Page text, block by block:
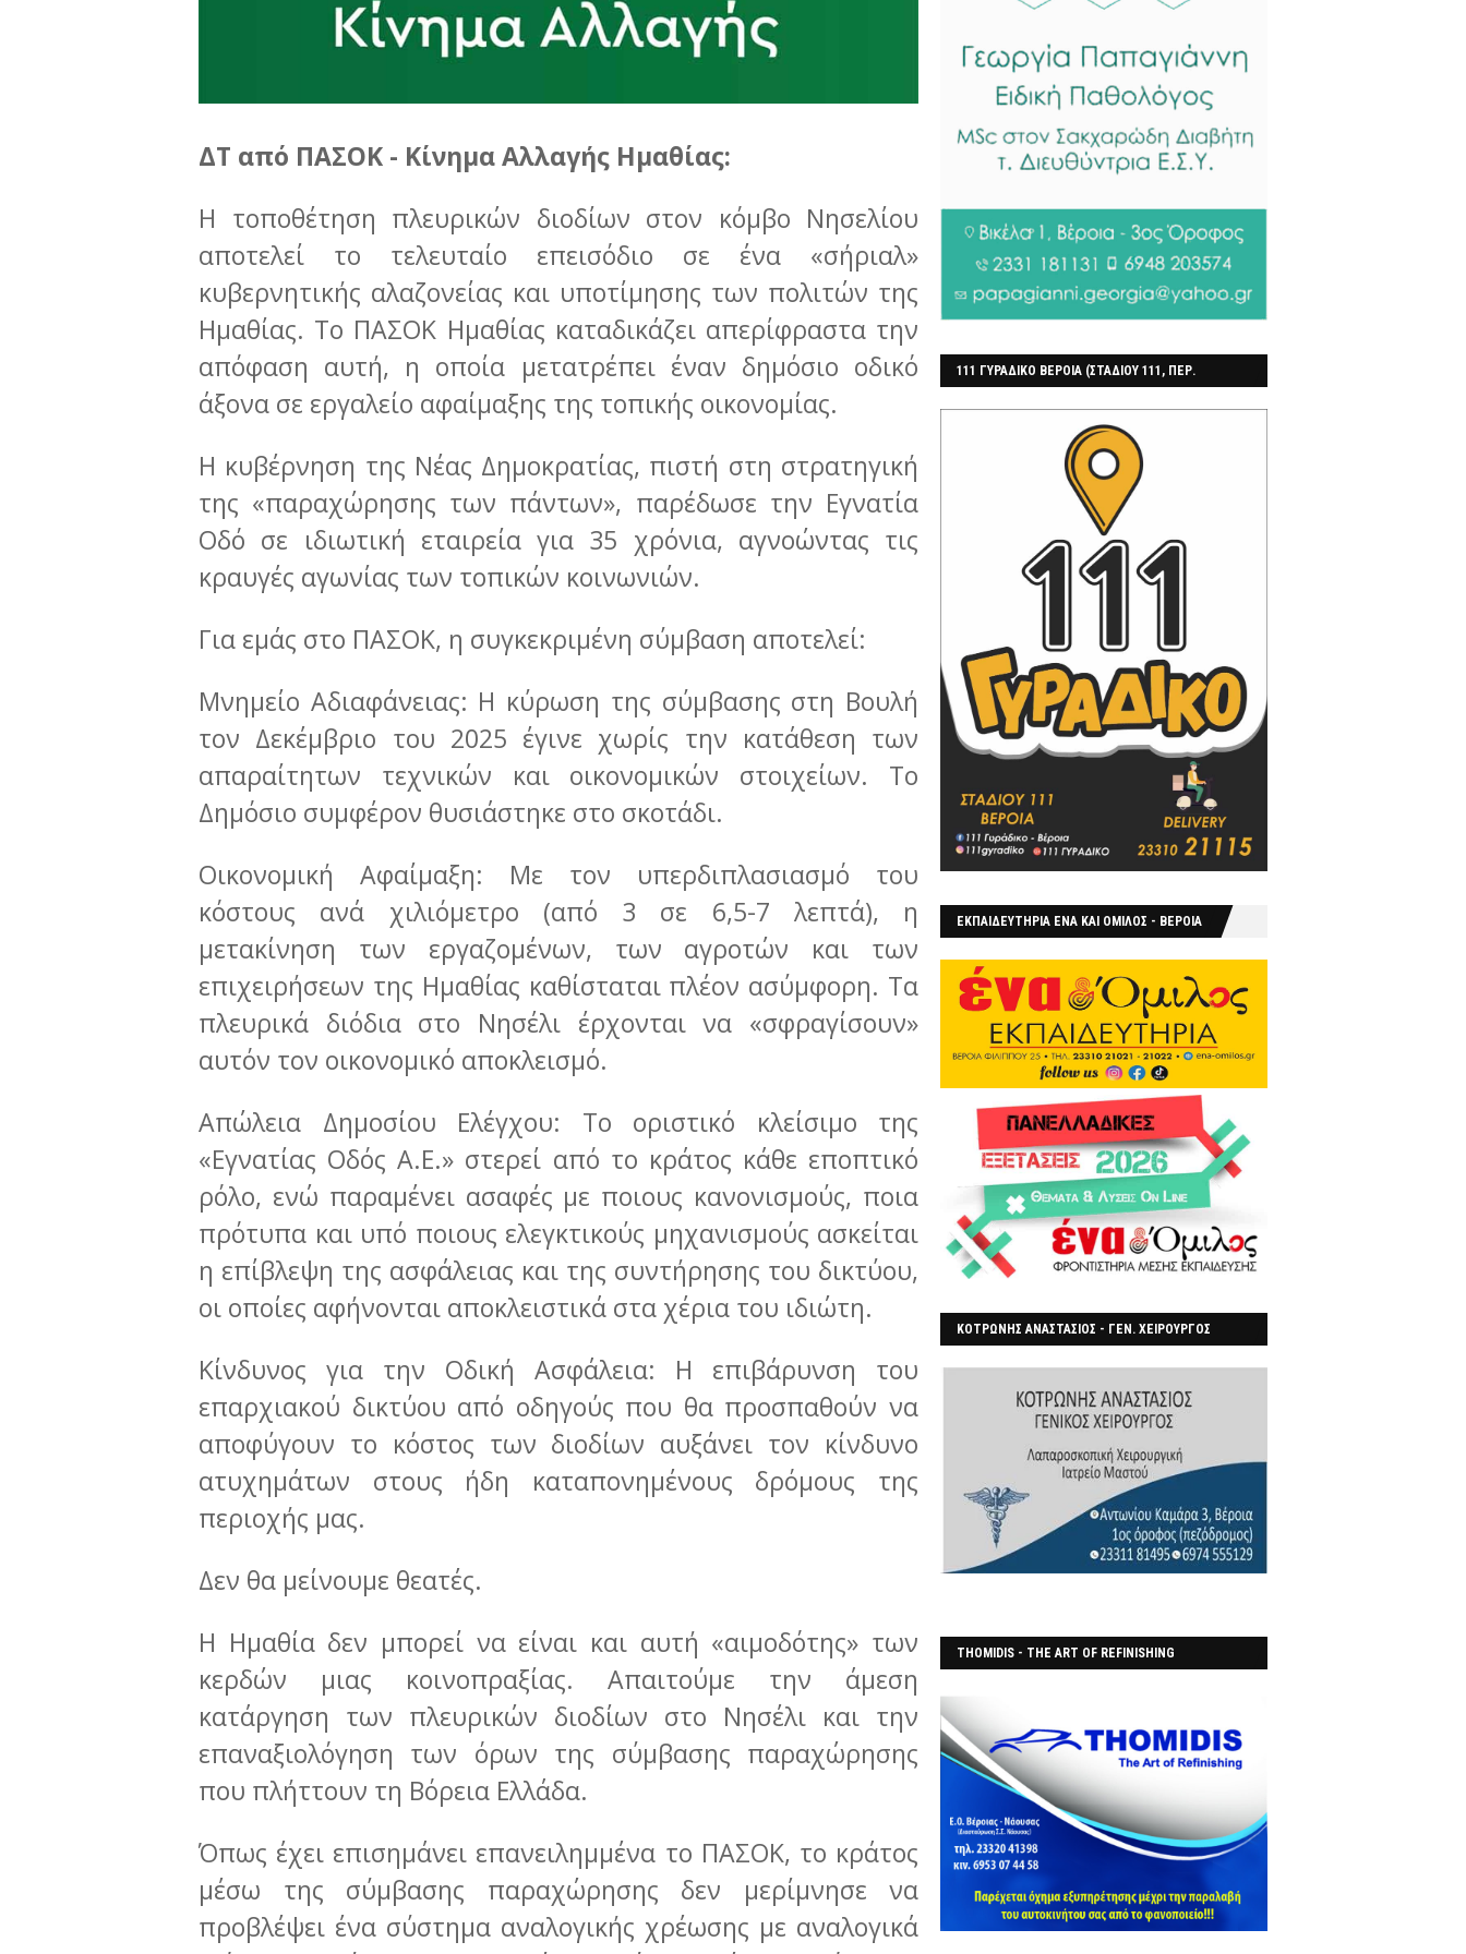
ΔΤ από ΠΑΣΟΚ - Κίνημα Αλλαγής Ημαθίας:
Η τοποθέτηση πλευρικών διοδίων στον κόμβο Νησελίου
αποτελεί το τελευταίο επεισόδιο σε ένα «σήριαλ»
κυβερνητικής αλαζονείας και υποτίμησης των πολιτών της
Ημαθίας. Το ΠΑΣΟΚ Ημαθίας καταδικάζει απερίφραστα την
απόφαση αυτή, η οποία μετατρέπει έναν δημόσιο οδικό
άξονα σε εργαλείο αφαίμαξης της τοπικής οικονομίας.
Η κυβέρνηση της Νέας Δημοκρατίας, πιστή στη στρατηγική
της «παραχώρησης των πάντων», παρέδωσε την Εγνατία
Οδό σε ιδιωτική εταιρεία για 35 χρόνια, αγνοώντας τις
κραυγές αγωνίας των τοπικών κοινωνιών.
Για εμάς στο ΠΑΣΟΚ, η συγκεκριμένη σύμβαση αποτελεί:
Μνημείο Αδιαφάνειας: Η κύρωση της σύμβασης στη Βουλή
τον Δεκέμβριο του 2025 έγινε χωρίς την κατάθεση των
απαραίτητων τεχνικών και οικονομικών στοιχείων. Το
Δημόσιο συμφέρον θυσιάστηκε στο σκοτάδι.
Οικονομική Αφαίμαξη: Με τον υπερδιπλασιασμό του
κόστους ανά χιλιόμετρο (από 3 σε 6,5-7 λεπτά), η
μετακίνηση των εργαζομένων, των αγροτών και των
επιχειρήσεων της Ημαθίας καθίσταται πλέον ασύμφορη. Τα
πλευρικά διόδια στο Νησέλι έρχονται να «σφραγίσουν»
αυτόν τον οικονομικό αποκλεισμό.
Απώλεια Δημοσίου Ελέγχου: Το οριστικό κλείσιμο της
«Εγνατίας Οδός Α.Ε.» στερεί από το κράτος κάθε εποπτικό
ρόλο, ενώ παραμένει ασαφές με ποιους κανονισμούς, ποια
πρότυπα και υπό ποιους ελεγκτικούς μηχανισμούς ασκείται
η επίβλεψη της ασφάλειας και της συντήρησης του δικτύου,
οι οποίες αφήνονται αποκλειστικά στα χέρια του ιδιώτη.
Κίνδυνος για την Οδική Ασφάλεια: Η επιβάρυνση του
επαρχιακού δικτύου από οδηγούς που θα προσπαθούν να
αποφύγουν το κόστος των διοδίων αυξάνει τον κίνδυνο
ατυχημάτων στους ήδη καταπονημένους δρόμους της
περιοχής μας.
Δεν θα μείνουμε θεατές.
Η Ημαθία δεν μπορεί να είναι και αυτή «αιμοδότης» των
κερδών μιας κοινοπραξίας. Απαιτούμε την άμεση
κατάργηση των πλευρικών διοδίων στο Νησέλι και την
επαναξιολόγηση των όρων της σύμβασης παραχώρησης
που πλήττουν τη Βόρεια Ελλάδα.
Όπως έχει επισημάνει επανειλημμένα το ΠΑΣΟΚ, το κράτος
μέσω της σύμβασης παραχώρησης δεν μερίμνησε να
προβλέψει ένα σύστημα αναλογικής χρέωσης με αναλογικά
111 ΓΥΡΑΔΙΚΟ ΒΕΡΟΙΑ (ΣΤΑΔΙΟΥ 111, ΠΕΡ.
ΕΚΠΑΙΔΕΥΤΗΡΙΑ ΕΝΑ ΚΑΙ ΟΜΙΛΟΣ - ΒΕΡΟΙΑ
ΚΟΤΡΩΝΗΣ ΑΝΑΣΤΑΣΙΟΣ - ΓΕΝ. ΧΕΙΡΟΥΡΓΟΣ
THOMIDIS - THE ART OF REFINISHING